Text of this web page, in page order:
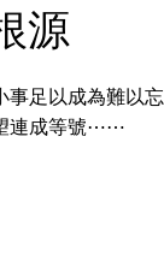
源
事足以成為難以忘
連成等號⋯⋯